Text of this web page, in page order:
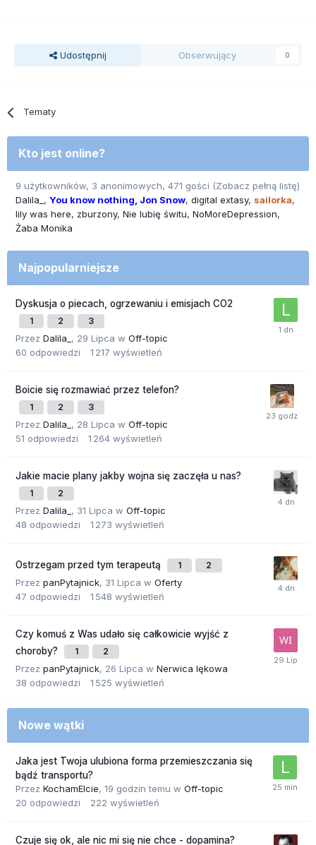
Udostępnij Obserwujący 0
Tematy
Kto jest online?
9 użytkowników, 3 anonimowych, 471 gości (Zobacz pełną listę)
Dalila_
You know nothing, Jon Snow digital extasy sailorka
lily was here
zburzony Nie lubię świtu NoMoreDepression
Żaba Monika
Najpopularniejsze
Dyskusja o piecach, ogrzewaniu i emisjach CO2
1 2 3
Przez Dalila_ , 29 Lipca w Off-topic
60 odpowiedzi 1 217 wyświetleń
Boicie się rozmawiać przez telefon?
1 2 3
Przez Dalila_ , 28 Lipca w Off-topic
51 odpowiedzi 1 264 wyświetleń
Jakie macie plany jakby wojna się zaczęła u nas?
1 2
Przez Dalila_ , 31 Lipca w Off-topic
48 odpowiedzi 1 273 wyświetleń
Ostrzegam przed tym terapeutą 1 2
Przez panPytajnick, 31 Lipca w Oferty
47 odpowiedzi 1 548 wyświetleń
Czy komuś z Was udało się całkowicie wyjść z
choroby?
1 2
Przez panPytajnick, 26 Lipca w Nerwica lękowa
38 odpowiedzi 1 525 wyświetleń
Nowe wątki
Jaka jest Twoja ulubiona forma przemieszczania się
bądź transportu?
Przez KochamElcie, 19 godzin temu w Off-topic
20 odpowiedzi 222 wyświetleń
Czuje się ok, ale nic mi się nie chce - dopamina?